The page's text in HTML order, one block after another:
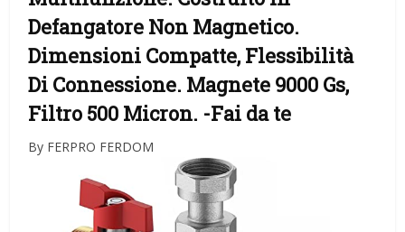
Defangatore Non Magnetico.
Dimensioni Compatte, Flessibilità
Di Connessione. Magnete 9000 Gs,
Filtro 500 Micron. -Fai da te
By FERPRO FERDOM